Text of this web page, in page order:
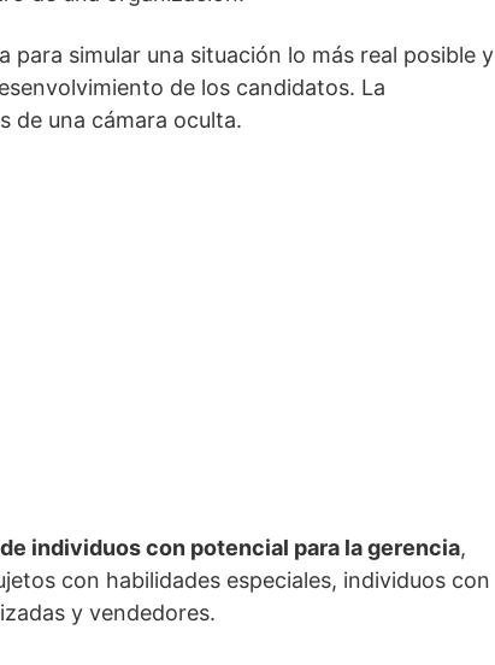
para simular una situación lo más real posible y
de los candidatos. La
de una cámara oculta.
individuos con potencial para la gerencia,
con habilidades especiales, individuos con
y vendedores.